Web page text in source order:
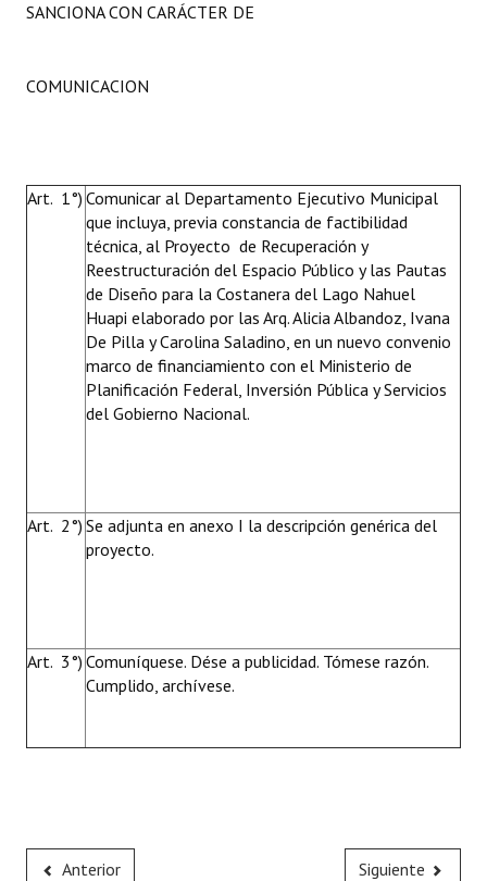
SANCIONA CON CARÁCTER DE
COMUNICACION
Art. 1°) Comunicar al Departamento Ejecutivo Municipal
que incluya, previa constancia de factibilidad
técnica, al Proyecto de Recuperación y
Reestructuración del Espacio Público y las Pautas
de Diseño para la Costanera del Lago Nahuel
Huapi elaborado por las Arq. Alicia Albandoz, Ivana
De Pilla y Carolina Saladino, en un nuevo convenio
marco de financiamiento con el Ministerio de
Planificación Federal, Inversión Pública y Servicios
del Gobierno Nacional.
Art. 2°) Se adjunta en anexo I la descripción genérica del
proyecto.
Art. 3°) Comuníquese. Dése a publicidad. Tómese razón.
Cumplido, archívese.
Anterior Siguiente